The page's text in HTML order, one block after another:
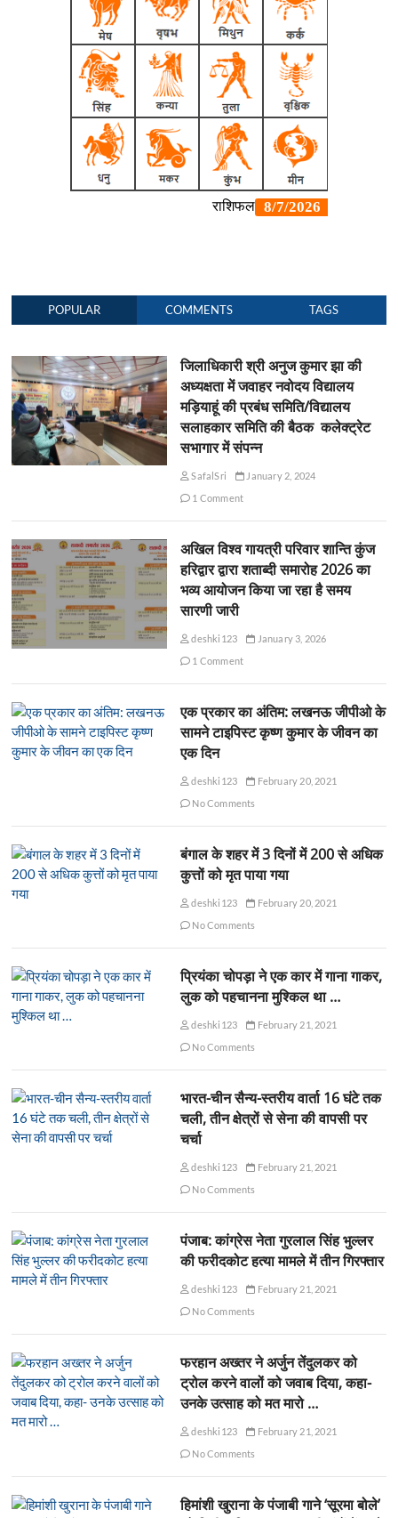
POPULAR COMMENTS TAGS
जिलाधिकारी श्री अनुज कुमार झा की
अध्यक्षता में जवाहर नवोदय विद्यालय
मड़ियाहूं की प्रबंध समिति/विद्यालय
सलाहकार समिति की बैठक कलेक्ट्रेट
सभागार में संपन्न
SafalSri
January 2, 2024
1 Comment
अखिल विश्व गायत्री परिवार शान्ति कुंज
हरिद्वार द्वारा शताब्दी समारोह 2026 का
भव्य आयोजन किया जा रहा है समय
सारणी जारी
deshki123
January 3, 2026
1 Comment
एक प्रकार का अंतिम: लखनऊ जीपीओ के
सामने टाइपिस्ट कृष्ण कुमार के जीवन का
एक दिन
deshki123
February 20, 2021
No Comments
बंगाल के शहर में 3 दिनों में 200 से अधिक
कुत्तों को मृत पाया गया
deshki123
February 20, 2021
No Comments
प्रियंका चोपड़ा ने एक कार में गाना गाकर,
लुक को पहचानना मुश्किल था …
deshki123
February 21, 2021
No Comments
भारत-चीन सैन्य-स्तरीय वार्ता 16 घंटे तक
चली, तीन क्षेत्रों से सेना की वापसी पर
चर्चा
deshki123
February 21, 2021
No Comments
पंजाब: कांग्रेस नेता गुरलाल सिंह भुल्लर
की फरीदकोट हत्या मामले में तीन गिरफ्तार
deshki123
February 21, 2021
No Comments
फरहान अख्तर ने अर्जुन तेंदुलकर को
ट्रोल करने वालों को जवाब दिया, कहा-
उनके उत्साह को मत मारो …
deshki123
February 21, 2021
No Comments
हिमांशी खुराना के पंजाबी गाने ‘सूरमा बोले’